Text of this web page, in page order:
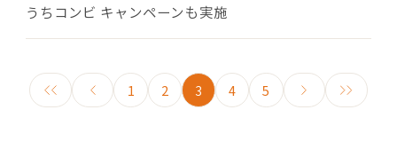
うちコンビ キャンペーンも実施
1 2 3 4 5